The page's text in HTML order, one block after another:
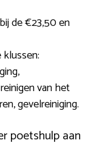
de €23,50 en
van het
gevelreiniging.
poetshulp aan